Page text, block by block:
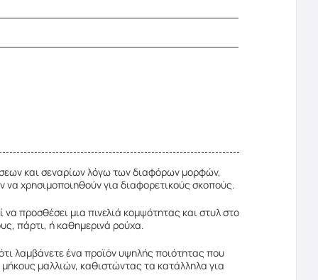
και σεναρίων λόγω των διαφόρων μορφών,
χρησιμοποιηθούν για διαφορετικούς σκοπούς.
προσθέσει μια πινελιά κομψότητας και στυλ στο
πάρτι, ή καθημερινά ρούχα.
λαμβάνετε ένα προϊόν υψηλής ποιότητας που
μαλλιών, καθιστώντας τα κατάλληλα για